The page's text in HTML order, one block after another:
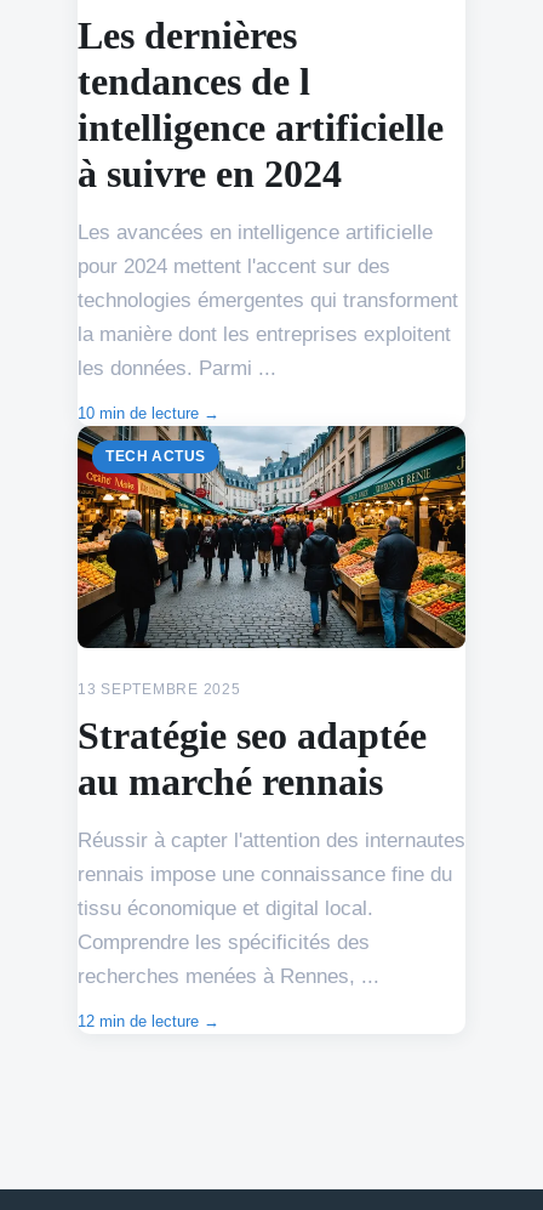
Les dernières
tendances de l
intelligence artificielle
à suivre en 2024
Les avancées en intelligence artificielle
pour 2024 mettent l'accent sur des
technologies émergentes qui transforment
la manière dont les entreprises exploitent
les données. Parmi ...
10 min de lecture →
TECH ACTUS
13 SEPTEMBRE 2025
Stratégie seo adaptée
au marché rennais
Réussir à capter l'attention des internautes
rennais impose une connaissance fine du
tissu économique et digital local.
Comprendre les spécificités des
recherches menées à Rennes, ...
12 min de lecture →